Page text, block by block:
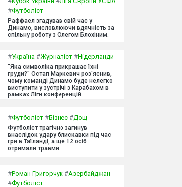
#Футболіст
Раффаел згадував свій час у
Динамо, висловлюючи вдячність за
спільну роботу з Олегом Блохіним.
#Україна #Журналіст #Нідерланди
"Яка символіка прикрашає їхні
груди?" Остап Маркевич роз'яснив,
чому команді Динамо буде нелегко
виступити у зустрічі з Карабахом в
рамках Ліги конференцій.
#Футболіст #Бізнес #Дощ
Футболіст трагічно загинув
внаслідок удару блискавки під час
гри в Таїланді, а ще 12 осіб
отримали травми.
#Роман Григорчук #Азербайджан
#Футболіст